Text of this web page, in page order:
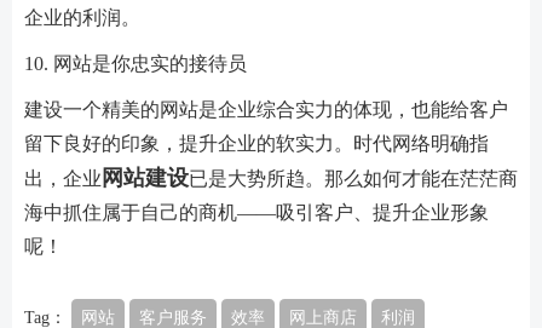
企业的利润。
10. 网站是你忠实的接待员
建设一个精美的网站是企业综合实力的体现，也能给客户
留下良好的印象，提升企业的软实力。时代网络明确指
出，企业 网站建设已是大势所趋。那么如何才能在茫茫商
海中抓住属于自己的商机——吸引客户、提升企业形象
呢！
Tag： 网站 客户服务 效率 网上商店 利润